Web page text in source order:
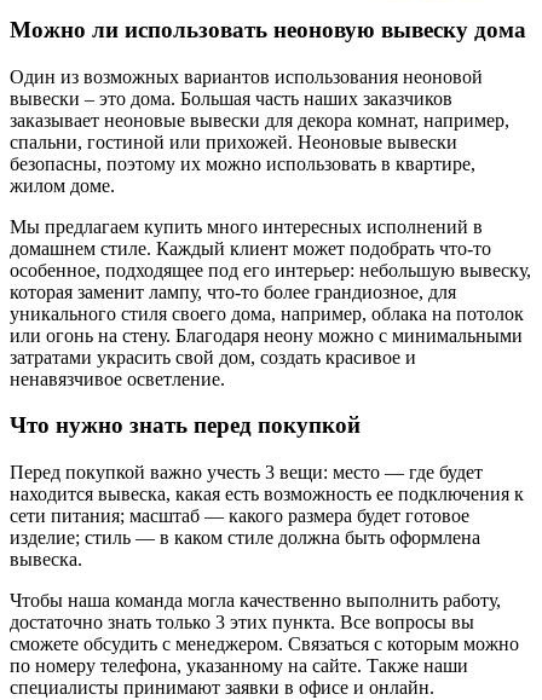
Можно ли использовать неоновую вывеску дома
Один из возможных вариантов использования неоновой
вывески – это дома. Большая часть наших заказчиков
заказывает неоновые вывески для декора комнат, например,
спальни, гостиной или прихожей. Неоновые вывески
безопасны, поэтому их можно использовать в квартире,
жилом доме.
Мы предлагаем купить много интересных исполнений в
домашнем стиле. Каждый клиент может подобрать что-то
особенное, подходящее под его интерьер: небольшую вывеску,
которая заменит лампу, что-то более грандиозное, для
уникального стиля своего дома, например, облака на потолок
или огонь на стену. Благодаря неону можно с минимальными
затратами украсить свой дом, создать красивое и
ненавязчивое осветление.
Что нужно знать перед покупкой
Перед покупкой важно учесть 3 вещи: место — где будет
находится вывеска, какая есть возможность ее подключения к
сети питания; масштаб — какого размера будет готовое
изделие; стиль — в каком стиле должна быть оформлена
вывеска.
Чтобы наша команда могла качественно выполнить работу,
достаточно знать только 3 этих пункта. Все вопросы вы
сможете обсудить с менеджером. Связаться с которым можно
по номеру телефона, указанному на сайте. Также наши
специалисты принимают заявки в офисе и онлайн.